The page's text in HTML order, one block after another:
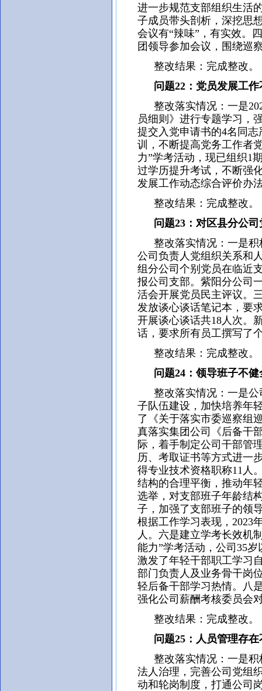
进一步规范支部组织生活
子成员带头剖析，深挖思
会议有“辣味”，有实效。
团领导参加会议，围绕巡
整改结果：完成整改。
问题22：党员发展工作
整改落实情况：一是
员细则》进行专题学习，
提交入党申请书的4名同
训，不断提高党务工作者
力”学考活动，现已组织1
过学历提升考试，不断强
发展工作动态综合评价办
整改结果：完成整改。
问题23：对区县分公司
整改落实情况：一是积
公司负责人党组织关系和
组分公司个别党员在临近
报公司支部。紫阳分公司
活会开展党员民主评议。
发放谈心谈话笔记本，要
开展谈心谈话共18人次。
话，要求所有员工撰写了
整改结果：完成整改。
问题24：领导班子不健
整改落实情况：一是公
子队伍建设，加快培养年
了《关于落实市委巡察组
真落实集团公司《后备干
际，着手制定公司干部管
历、考取证书等方式进一
得专业技术资格职称11人
结构的合理平衡，推动年
选举，对支部班子年龄结
子，加强了支部班子的领
根据工作学习表现，2023
人。六是建立学考长效机
能力”学考活动，公司35
激发了年轻干部职工学习
部门负责人及业务骨干岗
轻后备干部学习热情。八
强化公司薪酬考核委员会
整改结果：完成整改。
问题25：人员管理存在
整改落实情况：一是积
法人治理，完善公司党组
动和轮岗制度，打通公司